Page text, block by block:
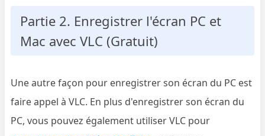
Partie 2. Enregistrer l'écran PC et
Mac avec VLC (Gratuit)
Une autre façon pour enregistrer son écran du PC est
faire appel à VLC. En plus d'enregistrer son écran du
PC, vous pouvez également utiliser VLC pour